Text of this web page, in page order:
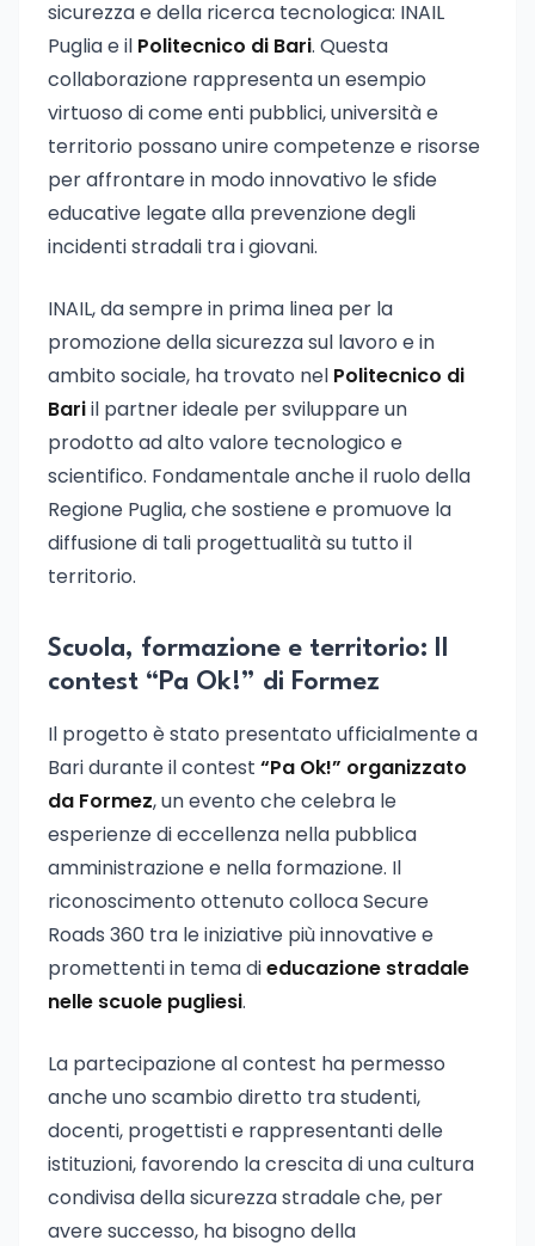
sicurezza e della ricerca tecnologica: INAIL
Puglia e il Politecnico di Bari. Questa
collaborazione rappresenta un esempio
virtuoso di come enti pubblici, università e
territorio possano unire competenze e risorse
per affrontare in modo innovativo le sfide
educative legate alla prevenzione degli
incidenti stradali tra i giovani.
INAIL, da sempre in prima linea per la
promozione della sicurezza sul lavoro e in
ambito sociale, ha trovato nel Politecnico di
Bariil partner ideale per sviluppare un
prodotto ad alto valore tecnologico e
scientifico. Fondamentale anche il ruolo della
Regione Puglia, che sostiene e promuove la
diffusione di tali progettualità su tutto il
territorio.
Scuola, formazione e territorio: Il
contest “Pa Ok!” di Formez
Il progetto è stato presentato ufficialmente a
Bari durante il contest “Pa Ok!” organizzato
da Formez, un evento che celebra le
esperienze di eccellenza nella pubblica
amministrazione e nella formazione. Il
riconoscimento ottenuto colloca Secure
Roads 360 tra le iniziative più innovative e
promettenti in tema dieducazione stradale
nelle scuole pugliesi.
La partecipazione al contest ha permesso
anche uno scambio diretto tra studenti,
docenti, progettisti e rappresentanti delle
istituzioni, favorendo la crescita di una cultura
condivisa della sicurezza stradale che, per
avere successo, ha bisogno della